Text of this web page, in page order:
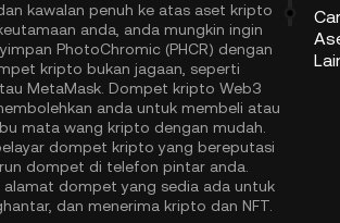
kawalan penuh ke atas aset kripto
anda, anda mungkin ingin
PhotoChromic (PHCR) dengan
kripto bukan jagaan, seperti
MetaMask. Dompet kripto Web3
anda untuk membeli atau
mata wang kripto dengan mudah.
dompet kripto yang bereputasi
dompet di telefon pintar anda.
dompet yang sedia ada untuk
dan menerima kripto dan NFT.